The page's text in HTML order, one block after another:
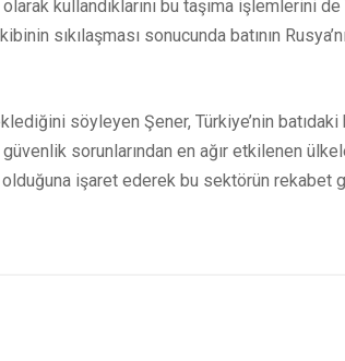
kullandıklarını bu taşıma işlemlerini de
sıkılaşması sonucunda batının
söyleyen Şener, Türkiye’nin
sorunlarından en ağır etkilenen
işaret ederek bu sektörün rekabet